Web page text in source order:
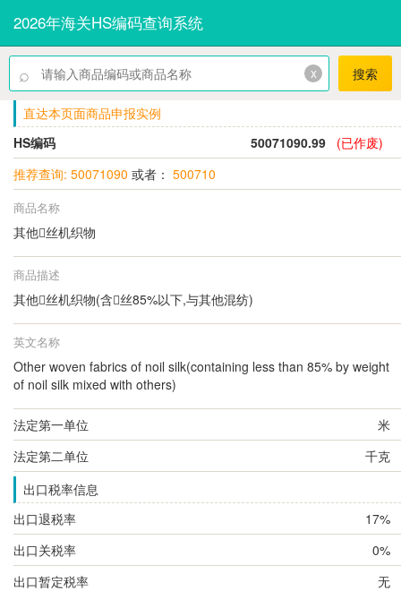
2026年海关HS编码查询系统
⌕ x 搜索
直达本页面商品申报实例
HS编码
50071090.99
(已作废)
推荐查询: 50071090 或者： 500710
商品名称
其他丝机织物
商品描述
其他丝机织物(含丝85%以下,与其他混纺)
英文名称
Other woven fabrics of noil silk(containing less than 85% by weight
of noil silk mixed with others)
法定第一单位
米
法定第二单位
千克
出口税率信息
出口退税率
17%
出口关税率
0%
出口暂定税率
无